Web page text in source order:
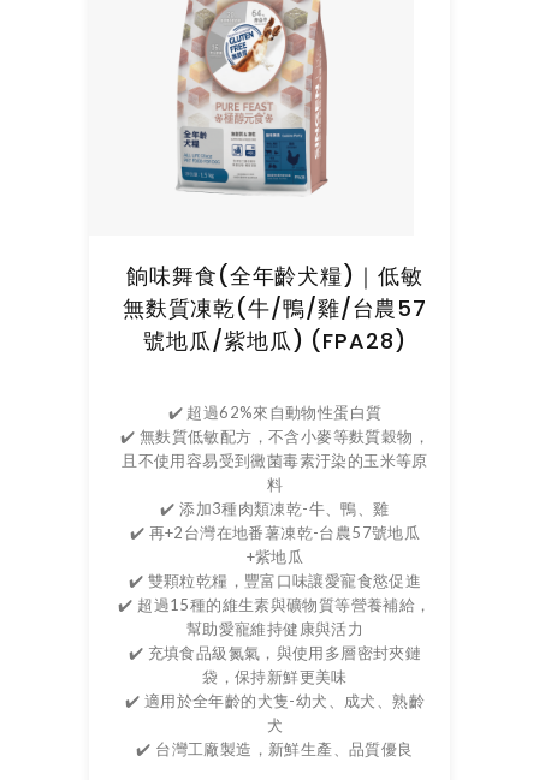
餉味舞食(全年齡犬糧)｜低敏
無麩質凍乾(牛/鴨/雞/台農57
號地瓜/紫地瓜) (FPA28)
✔️ 超過62%來自動物性蛋白質
✔️ 無麩質低敏配方，不含小麥等麩質穀物，
且不使用容易受到黴菌毒素汙染的玉米等原
料
✔️ 添加3種肉類凍乾-牛、鴨、雞
✔️ 再+2台灣在地番薯凍乾-台農57號地瓜
+紫地瓜
✔️ 雙顆粒乾糧，豐富口味讓愛寵食慾促進
✔️ 超過15種的維生素與礦物質等營養補給，
幫助愛寵維持健康與活力
✔️ 充填食品級氮氣，與使用多層密封夾鏈
袋，保持新鮮更美味
✔️ 適用於全年齡的犬隻-幼犬、成犬、熟齡
犬
✔️ 台灣工廠製造，新鮮生產、品質優良